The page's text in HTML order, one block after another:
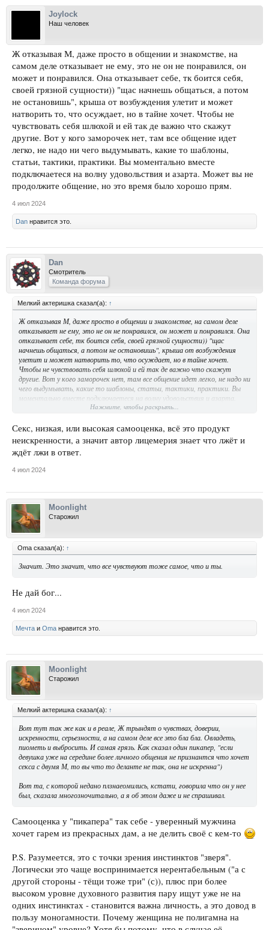
Joylock
Наш человек
Ж отказывая М, даже просто в общении и знакомстве, на
самом деле отказывает не ему, это не он не понравился, он
может и понравился. Она отказывает себе, тк боится себя,
своей грязной сущности)) "щас начнешь общаться, а потом
не остановишь", крыша от возбуждения улетит и может
натворить то, что осуждает, но в тайне хочет. Чтобы не
чувствовать себя шлюхой и ей так де важно что скажут
другие. Вот у кого заморочек нет, там все общение идет
легко, не надо ни чего выдумывать, какие то шаблоны,
статьи, тактики, практики. Вы моментально вместе
подключаетеся на волну удовольствия и азарта. Может вы не
продолжите общение, но это время было хорошо прям.
4 июл 2024
Dan нравится это.
Dan
Смотритель
Команда форума
Мелкий актеришка сказал(а): ↑
Ж отказывая М, даже просто в общении и знакомстве, на самом деле
отказывает не ему, это не он не понравился, он может и понравился. Она
отказывает себе, тк боится себя, своей грязной сущности)) "щас
начнешь общаться, а потом не остановишь", крыша от возбуждения
улетит и может натворить то, что осуждает, но в тайне хочет.
Чтобы не чувствовать себя шлюхой и ей так де важно что скажут
другие. Вот у кого заморочек нет, там все общение идет легко, не надо ни
чего выдумывать, какие то шаблоны, статьи, тактики, практики. Вы
моментально вместе подключаетеся на волну удовольствия и азарта.
Может вы не продолжите общение, но это время было хорошо прям.
Нажмите, чтобы раскрыть...
Секс, низкая, или высокая самооценка, всё это продукт
неискренности, а значит автор лицемерия знает что лжёт и
ждёт лжи в ответ.
4 июл 2024
Moonlight
Старожил
Oma сказал(а): ↑
Значит. Это значит, что все чувствуют тоже самое, что и ты.
Не дай бог...
4 июл 2024
Мечта и Oma нравится это.
Moonlight
Старожил
Мелкий актеришка сказал(а): ↑
Вот тут так же как и в реале, Ж трындят о чувствах, доверии,
искренности, серьезности, а на самом деле все это бла бла. Овладеть,
пиометь и выбросить. И самая грязь. Как сказал один пикапер, "если
девушка уже на середине более личного общения не признантся что хочет
секса с двумя М, то вы что то деланте не так, она не искренна")
Вот та, с которой недано плзнаеомились, кстати, говорила что он у нее
был, сказала многозночитально, а я об этом даже и не спрашивал.
Самооценка у "пикапера" так себе - уверенный мужчина
хочет гарем из прекрасных дам, а не делить своё с кем-то
P.S. Разумеется, это с точки зрения инстинктов "зверя".
Логически это чаще воспринимается нерентабельным ("а с
другой стороны - тёщи тоже три" (с)), плюс при более
высоком уровне духовного развития пару ищут уже не на
одних инстинктах - становится важна личность, а это довод в
пользу моногамности. Почему женщина не полигамна на